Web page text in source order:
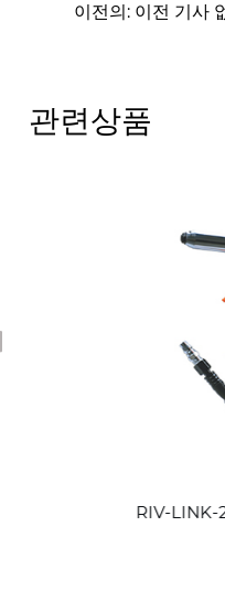
이전의: 이전 기사
관련상품
RIV-LINK-